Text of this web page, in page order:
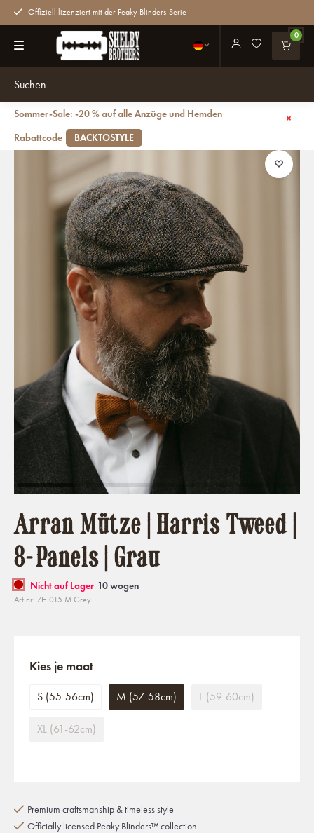
Offiziell lizenziert mit der Peaky Blinders-Serie
0
Sommer-Sale: -20 % auf alle Anzüge und Hemden
Rabattcode
BACKTOSTYLE
Arran Mütze | Harris Tweed | 8-Panels | Grau
Arran Mütze | Harris Tweed |
8-Panels | Grau
Nicht auf Lager 10 wogen
Art.nr: ZH 015 M Grey
Kies je maat
S (55-56cm) M (57-58cm) L (59-60cm)
XL (61-62cm)
Premium craftsmanship & timeless style
Officially licensed Peaky Blinders™ collection